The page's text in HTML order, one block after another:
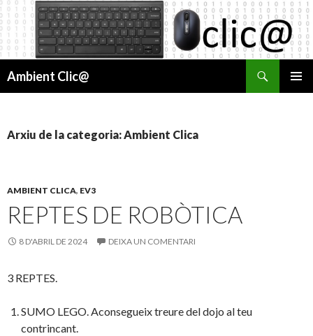
Ambient Clic@
Arxiu de la categoria: Ambient Clica
AMBIENT CLICA, EV3
REPTES DE ROBÒTICA
8 D'ABRIL DE 2024 DEIXA UN COMENTARI
3 REPTES.
SUMO LEGO. Aconsegueix treure del dojo al teu
contrincant.